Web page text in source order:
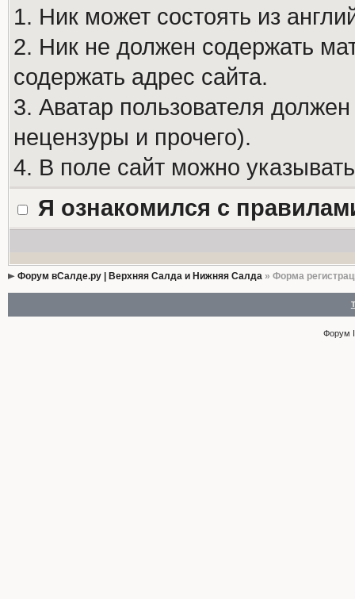
1. Ник может состоять из
2. Ник не должен содержать
содержать адрес сайта.
3. Аватар пользователя
нецензуры и прочего).
4. В поле сайт можно
Я ознакомился с
Форум вСалде.ру | Верхняя Салда и Нижняя Салда» Форма
Форум